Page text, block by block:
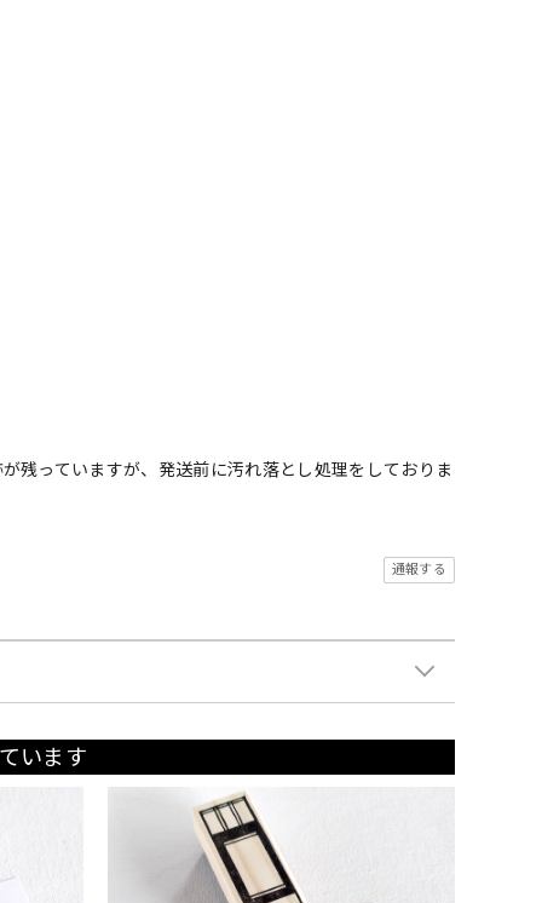
残っていますが、発送前に汚れ落とし処理をしておりま
通報する
います